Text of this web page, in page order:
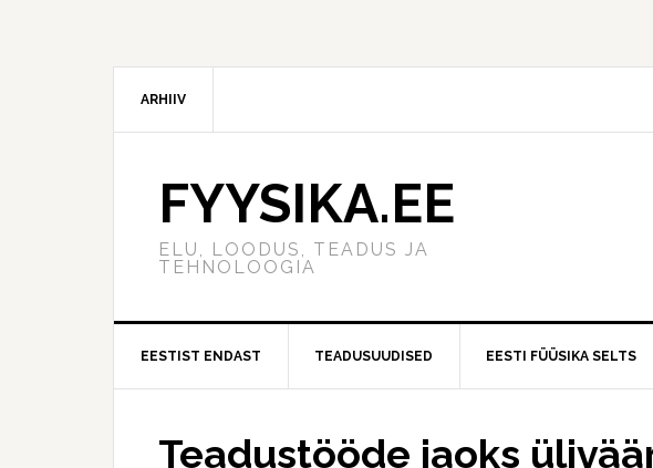
ARHIIV
FYYSIKA.EE
ELU, LOODUS, TEADUS JA
TEHNOLOOGIA
EESTIST ENDAST TEADUSUUDISED EESTI FÜÜSIKA SELTS
Teadustööde jaoks